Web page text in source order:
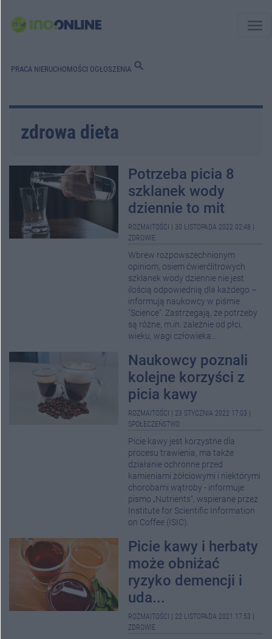
menu
PRACA NIERUCHOMOŚCI OGŁOSZENIA search
zdrowa dieta
Potrzeba picia 8
szklanek wody
dziennie to mit
ROZMAITOŚCI 30 LISTOPADA 2022 02:48
ZDROWIE
Wbrew rozpowszechnionym
opiniom, osiem ćwierćlitrowych
szklanek wody dziennie nie jest
ilością odpowiednią dla każdego –
informują naukowcy w piśmie
"Science". Zastrzegają, że potrzeby
są różne, m.in. zależnie od płci,
wieku, wagi człowieka...
Naukowcy poznali
kolejne korzyści z
picia kawy
ROZMAITOŚCI 23 STYCZNIA 2022 17:03
SPOŁECZEŃSTWO
Picie kawy jest korzystne dla
procesu trawienia, ma także
działanie ochronne przed
kamieniami żółciowymi i niektórymi
chorobami wątroby - informuje
pismo „Nutrients“, wspierane przez
Institute for Scientific Information
on Coffee (ISIC).
Picie kawy i herbaty
może obniżać
ryzyko demencji i
uda...
ROZMAITOŚCI 22 LISTOPADA 2021 17:53
ZDROWIE